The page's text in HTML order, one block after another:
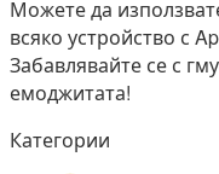
Можете да
всяко устройство с
Забавлявайте се с
емоджитата!
Категории